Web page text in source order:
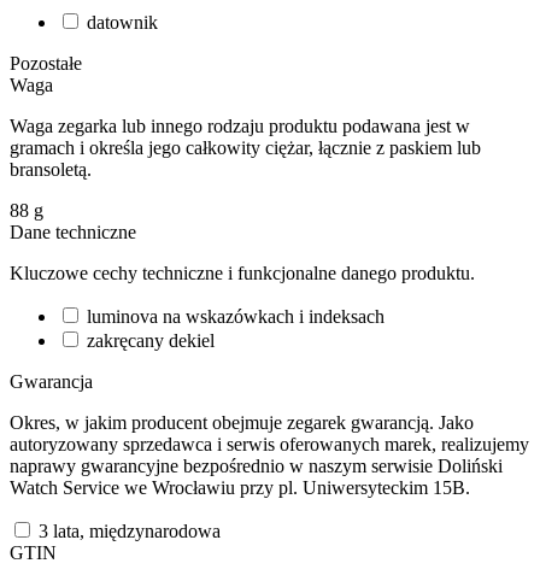
datownik
Pozostałe
Waga
Waga zegarka lub innego rodzaju produktu podawana jest w
gramach i określa jego całkowity ciężar, łącznie z paskiem lub
bransoletą.
88 g
Dane techniczne
Kluczowe cechy techniczne i funkcjonalne danego produktu.
luminova na wskazówkach i indeksach
zakręcany dekiel
Gwarancja
Okres, w jakim producent obejmuje zegarek gwarancją. Jako
autoryzowany sprzedawca i serwis oferowanych marek, realizujemy
naprawy gwarancyjne bezpośrednio w naszym serwisie Doliński
Watch Service we Wrocławiu przy pl. Uniwersyteckim 15B.
3 lata, międzynarodowa
GTIN